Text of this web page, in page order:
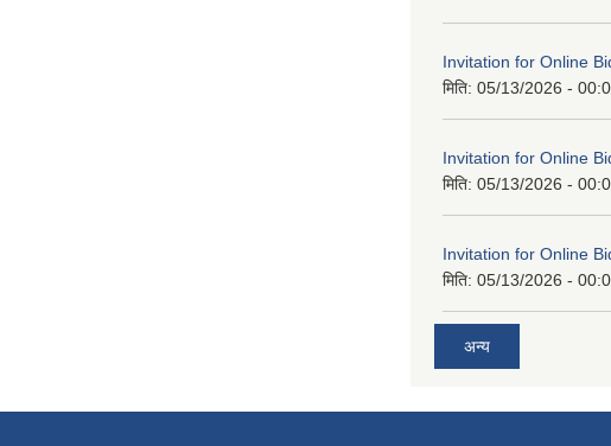
Invitation for Online
मिति: 05/13/2026 -
Invitation for Online
मिति: 05/13/2026 -
Invitation for Online
मिति: 05/13/2026 -
अन्य